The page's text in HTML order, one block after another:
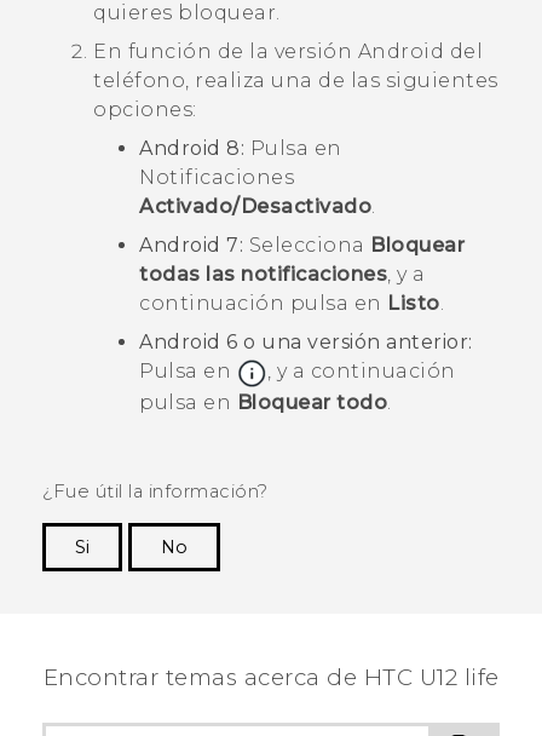
quieres bloquear.
En función de la versión Android del
teléfono, realiza una de las siguientes
opciones:
Android 8: Pulsa en
Notificaciones
Activado/Desactivado.
Android 7: Selecciona Bloquear
todas las notificaciones, y a
continuación pulsa en Listo.
Android 6 o una versión anterior:
Pulsa en
, y a continuación
pulsa en Bloquear todo
¿Fue útil la información?
Si
No
Encontrar temas acerca de HTC U12 life